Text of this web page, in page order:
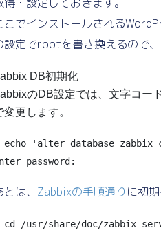
こでインストールされる
設定でrootを書き換えるので
DB初期化
のDB設定では、文字コー
変更します。
echo 'alter database zabbix
とは、 Zabbixの手順通り に初
cd /usr/share/doc/zabbix-